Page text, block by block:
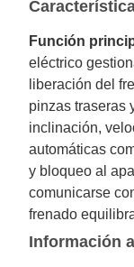
Función
eléctrico
liberación del
pinzas traseras
inclinación,
automáticas
y bloqueo al
comunicarse
frenado
Información